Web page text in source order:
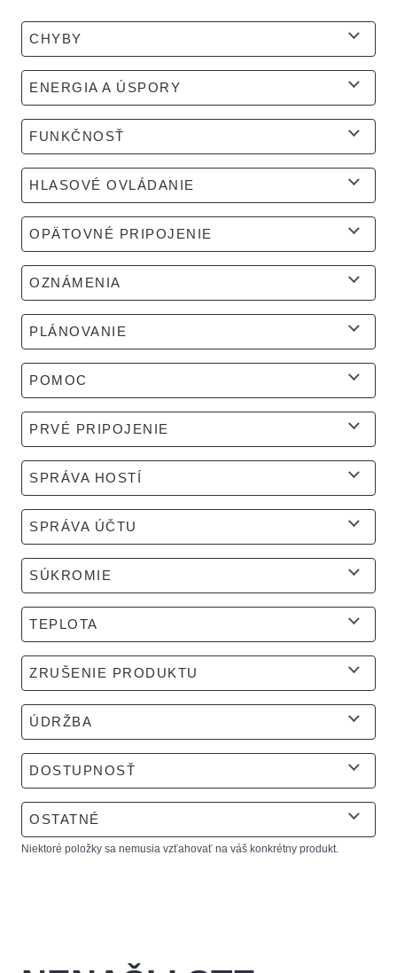
CHYBY
ENERGIA A ÚSPORY
FUNKČNOSŤ
HLASOVÉ OVLÁDANIE
OPÄTOVNÉ PRIPOJENIE
OZNÁMENIA
PLÁNOVANIE
POMOC
PRVÉ PRIPOJENIE
SPRÁVA HOSTÍ
SPRÁVA ÚČTU
SÚKROMIE
TEPLOTA
ZRUŠENIE PRODUKTU
ÚDRŽBA
DOSTUPNOSŤ
OSTATNÉ
Niektoré položky sa nemusia vzťahovať na váš konkrétny produkt.